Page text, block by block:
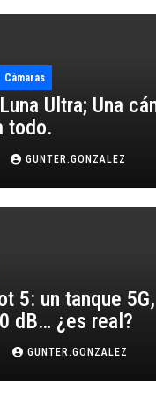
Cámaras
Ultra; Una
todo.
GUNTER.GONZALEZ
5: un tanque
dB… ¿es real?
GUNTER.GONZALEZ